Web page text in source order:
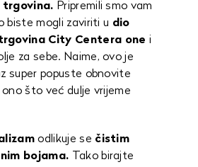
trgovina. Pripremili smo vam
biste mogli zaviriti u dio
City Centera one i
za sebe. Naime, ovo je
super popuste obnovite
što već dulje vrijeme
odlikuje se čistim
bojama. Tako birajte